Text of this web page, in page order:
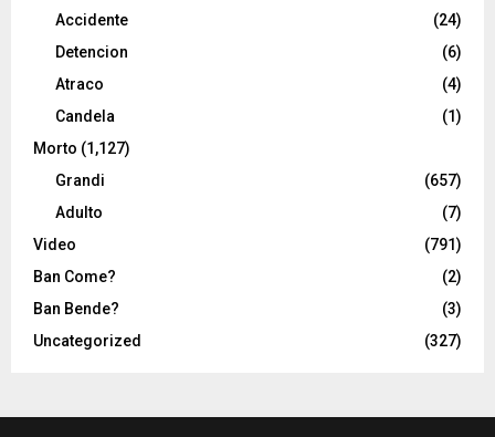
Accidente
(24)
Detencion
(6)
Atraco
(4)
Candela
(1)
Morto (1,127)
Grandi
(657)
Adulto
(7)
Video
(791)
Ban Come?
(2)
Ban Bende?
(3)
Uncategorized
(327)